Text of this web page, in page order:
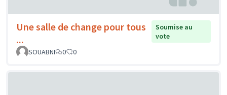
Une salle de change pour tous
...
Soumise au
vote
SOUABNI
0 0